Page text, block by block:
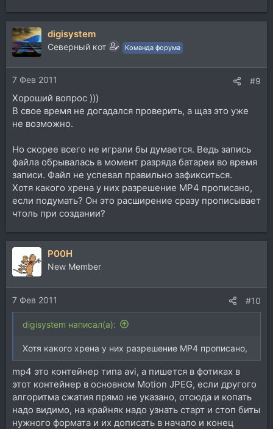
digisystem
Северный кот Команда форума
7 Фев 2011 #9
Хороший вопрос )))
В свое время не догадался проверить, а щаз это уже
не возможно.
Но скорее всего не играли бы думается. Ведь запись
файла обрывалась в момент разряда батареи во время
записи. Файл не успевал правильно зафикситься.
Хотя какого хрена у них разрешение MP4 прописано,
если подумать? Он это расширение сразу прописывает
чтоль при создании?
P00H
New Member
7 Фев 2011 #10
digisystem написал(а):
Хотя какого хрена у них разрешение MP4 прописано,
mp4 это контейнер типа avi, а пишется в фотиках в
этот контейнер в основном Motion JPEG, если другого
алгоритма сжатия прямо не указано, отсюда и копать
надо видимо, на крайняк надо узнать старт и стоп биты
нужного формата и их дописать в начало и конец